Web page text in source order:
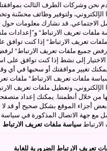
نحن وشركات الطرف الثالث
الإلكتروني، ولتوفير وظائف محسّنة
الاجتماعي. قد نشارك معلومات حول
ملفات تعريف الارتباط“ و”إعدادات
تعريف الارتباط“ إذا كنت توافق
جميع ملفات تعريف الارتباط“
الاختيار إلى نشط إذا كنت توافق على
ملفات تعريف الارتباط“ ملفات
الإلكتروني، وتعطيل ملفات تعريف
من خلال أنظمتنا. يمكنك إعداد
أجزاء الموقع بشكل صحيح أو قد
مع جهة الاتصال المذكورة في
سياسة ملفات تعريف الارتباط
تعريف الارتباط الضرورية للغاية